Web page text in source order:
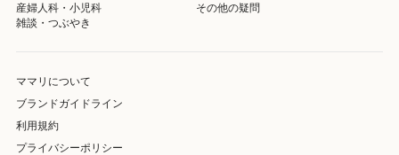
産婦人科・小児科
その他の疑問
雑談・つぶやき
ママリについて
ブランドガイドライン
利用規約
プライバシーポリシー